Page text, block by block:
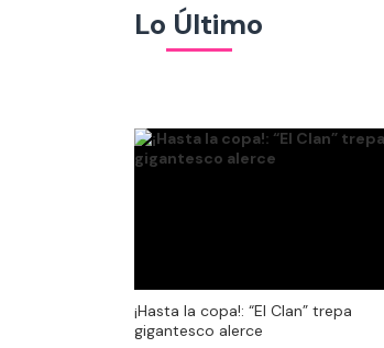
Lo Último
gigantesco alerce
¡Hasta la copa!: “El Clan” trepa
gigantesco alerce